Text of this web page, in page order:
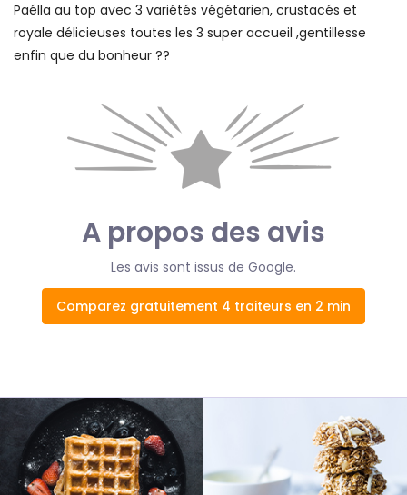
Paélla au top avec 3 variétés végétarien, crustacés et
royale délicieuses toutes les 3 super accueil ,gentillesse
enfin que du bonheur ??
A propos des avis
Les avis sont issus de Google.
Comparez gratuitement 4 traiteurs en 2 min